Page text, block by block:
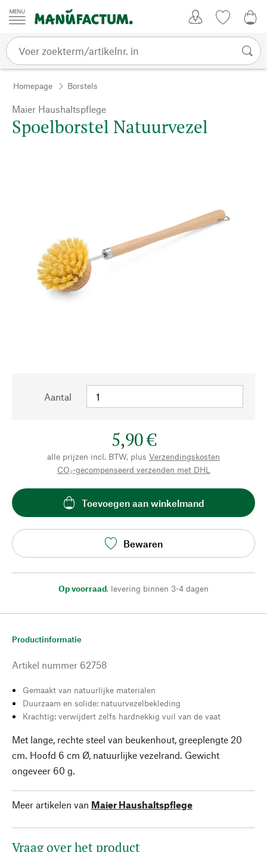
Passer au contenu
Homepage Borstels
Maier Haushaltspflege
Spoelborstel Natuurvezel
Aantal
5,90 €
alle prijzen incl. BTW, plus Verzendingskosten
CO₂-gecompenseerd verzenden met DHL
Toevoegen aan winkelmand
Bewaren
Op voorraad, levering binnen 3-4 dagen
Productinformatie
Artikel nummer 62758
Gemaakt van natuurlijke materialen
Duurzaam en solide: natuurvezelbekleding
Krachtig: verwijdert zelfs hardnekkig vuil van de vaat
Met lange, rechte steel van beukenhout, greeplengte 20
cm. Hoofd 6 cm Ø, natuurlijke vezelrand. Gewicht
ongeveer 60 g.
Meer artikelen van Maier Haushaltspflege
Vraag over het product